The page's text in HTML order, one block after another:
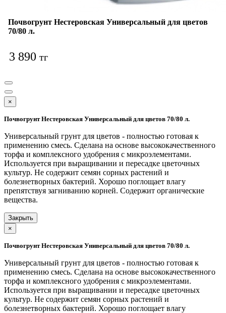
Почвогрунт Нестеровская Универсальный для цветов
70/80 л.
3 890 тг
×
Почвогрунт Нестеровская Универсальный для цветов 70/80 л.
Универсальный грунт для цветов - полностью готовая к
применению смесь. Сделана на основе высококачественного
торфа и комплексного удобрения с микроэлементами.
Используется при выращивании и пересадке цветочных
культур. Не содержит семян сорных растений и
болезнетворных бактерий. Хорошо поглощает влагу
препятствуя загниванию корней. Содержит органические
вещества.
Закрыть
×
Почвогрунт Нестеровская Универсальный для цветов 70/80 л.
Универсальный грунт для цветов - полностью готовая к
применению смесь. Сделана на основе высококачественного
торфа и комплексного удобрения с микроэлементами.
Используется при выращивании и пересадке цветочных
культур. Не содержит семян сорных растений и
болезнетворных бактерий. Хорошо поглощает влагу